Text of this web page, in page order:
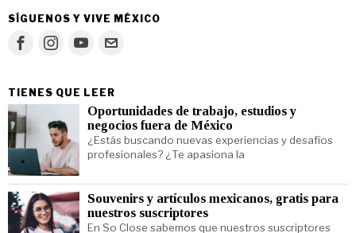
SÍGUENOS Y VIVE MÉXICO
TIENES QUE LEER
Oportunidades de trabajo, estudios y
negocios fuera de México
¿Estás buscando nuevas experiencias y desafíos
profesionales? ¿Te apasiona la
Souvenirs y artículos mexicanos, gratis para
nuestros suscriptores
En So Close sabemos que nuestros suscriptores